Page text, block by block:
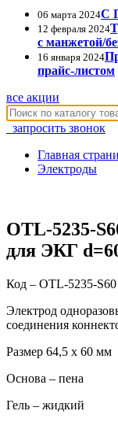
06 марта 2024С
12 февраля 2024
с манжетой/
16 января 2024
прайс-листом
все акции
запросить звонок
Главная
Электроды
OTL-5235-
для ЭКГ
Код – OTL-5235-S60
Электрод
соединения
Размер 64,5 x 60 мм
Основа – пена
Гель – жидкий